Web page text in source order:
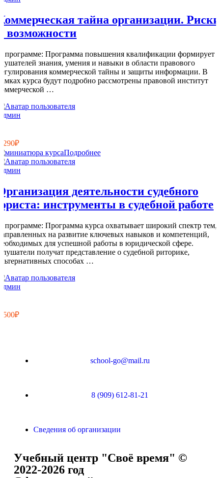
тайна организации. Риски
возможности
программе: Программа повышения квалификации формирует у
знания, умения и навыки в области правового
коммерческой тайны и защиты информации. В
курса будут подробно рассмотрены правовой институт
…
290₽
Подробнее
деятельности судебного
инструменты в судебной работе
программе: Программа курса охватывает широкий спектр тем,
на развитие ключевых навыков и компетенций,
для успешной работы в юридической сфере.
получат представление о судебной риторике,
способах …
500₽
school-go@mail.ru
8 (909) 612-81-21
Сведения об организации
Учебный центр "Своё время" ©
2022-2026 год